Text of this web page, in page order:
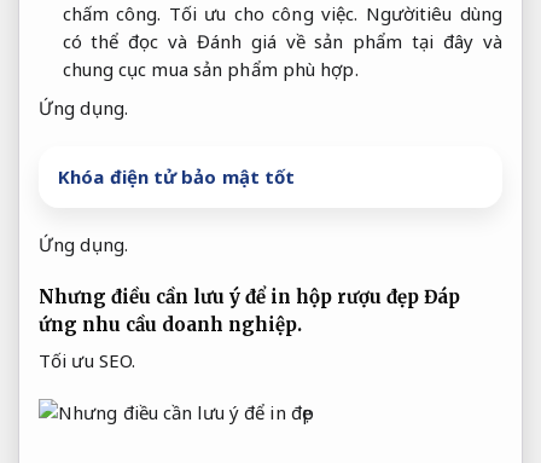
chấm công. Tối ưu cho công việc. Ngườitiêu dùng
có thể đọc và Đánh giá về sản phẩm tại đây và
chung cục mua sản phẩm phù hợp.
Ứng dụng.
Khóa điện tử bảo mật tốt
Ứng dụng.
Nhưng điều cần lưu ý để in hộp rượu đẹp Đáp
ứng nhu cầu doanh nghiệp.
Tối ưu SEO.